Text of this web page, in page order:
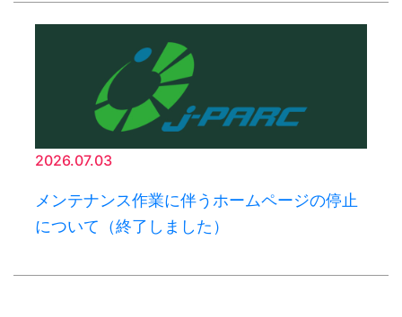
2026.07.03
メンテナンス作業に伴うホームページの停止
について（終了しました）